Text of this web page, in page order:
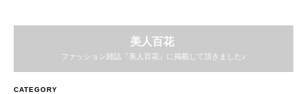
美人百花
ファッション雑誌『美人百花』に掲載して頂きました♪
CATEGORY